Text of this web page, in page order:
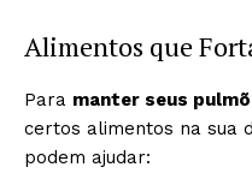
Alimentos que
Para manter seus
certos alimentos na sua
podem ajudar: